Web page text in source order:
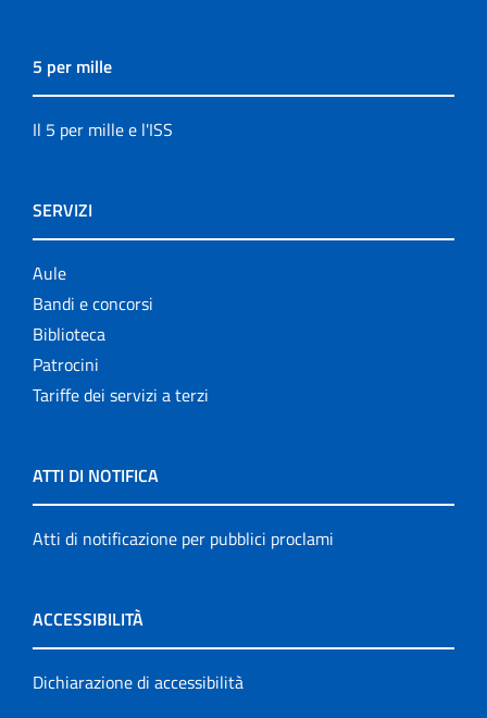
5 per mille
Il 5 per mille e l'ISS
SERVIZI
Aule
Bandi e concorsi
Biblioteca
Patrocini
Tariffe dei servizi a terzi
ATTI DI NOTIFICA
Atti di notificazione per pubblici proclami
ACCESSIBILITÀ
Dichiarazione di accessibilità